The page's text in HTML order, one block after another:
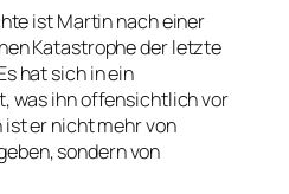
ist Martin nach einer
Katastrophe der letzte
hat sich in ein
was ihn offensichtlich vor
ist er nicht mehr von
sondern von